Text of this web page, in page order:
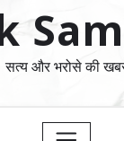
सत्य और भरोसे की